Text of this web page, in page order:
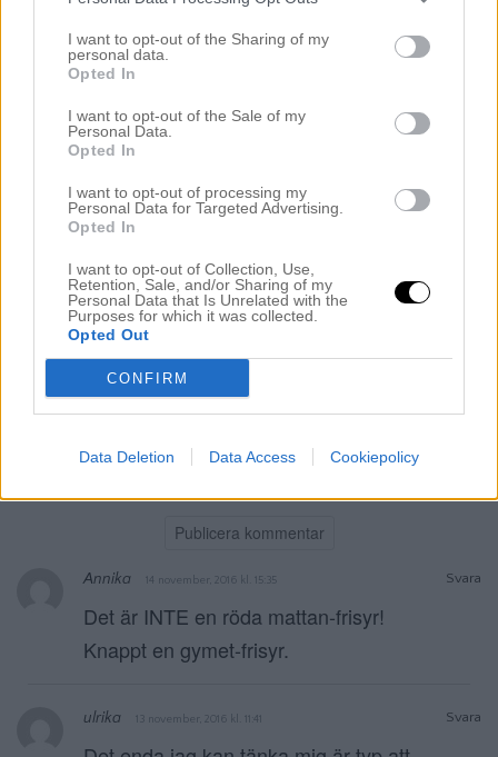
I want to opt-out of the Sharing of my
personal data.
Opted In
I want to opt-out of the Sale of my
Personal Data.
Opted In
I want to opt-out of processing my
Personal Data for Targeted Advertising.
Opted In
I want to opt-out of Collection, Use,
Retention, Sale, and/or Sharing of my
Personal Data that Is Unrelated with the
Purposes for which it was collected.
Opted Out
CONFIRM
Data Deletion Data Access Cookiepolicy
Namn*
E-postadress* Adressen publiceras inte
Webbplats
Meddela mig om nya kommentarer via e-post.
Meddela mig om nya inlägg via e-post.
Svara
Annika 14 november, 2016 kl. 15:35
Det är INTE en röda mattan-frisyr!
Knappt en gymet-frisyr.
Svara
ulrika 13 november, 2016 kl. 11:41